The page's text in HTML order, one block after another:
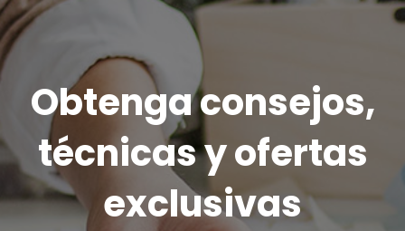
Obtenga consejos,
técnicas y ofertas
exclusivas